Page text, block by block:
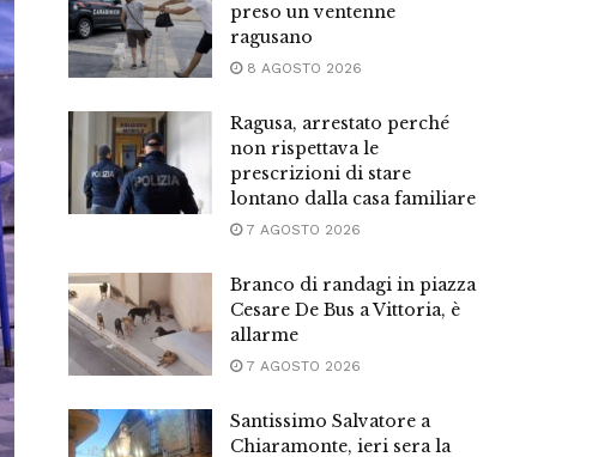
preso un ventenne
ragusano
8 AGOSTO 2026
Ragusa, arrestato perché
non rispettava le
prescrizioni di stare
lontano dalla casa familiare
7 AGOSTO 2026
Branco di randagi in piazza
Cesare De Bus a Vittoria, è
allarme
7 AGOSTO 2026
Santissimo Salvatore a
Chiaramonte, ieri sera la